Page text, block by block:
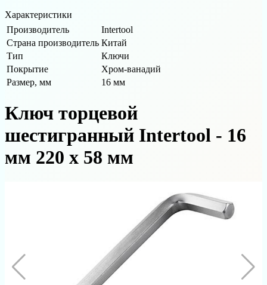
Характеристики
Производитель
Intertool
Страна производитель Китай
Тип
Ключи
Покрытие
Хром-ванадий
Размер, мм
16 мм
Ключ торцевой
шестигранный Intertool - 16
мм 220 х 58 мм